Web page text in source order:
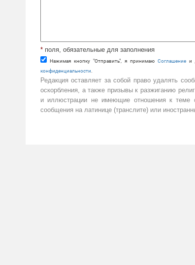
* поля, обязательные для заполнения
Нажимая кнопку "Отправить", я принимаюCоглашение и
конфиденциальности
Редакция оставляет за собой право удалять
оскорбления, а также призывы к разжиганию
и иллюстрации не имеющие отношения к теме
сообщения на латинице (транслите) или